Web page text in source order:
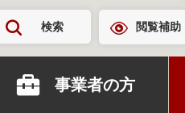
検索 閲覧補助
事業者の方